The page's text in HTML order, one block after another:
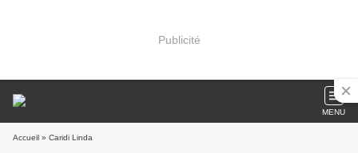
Publicité
MENU
Accueil » Caridi Linda